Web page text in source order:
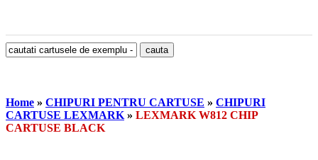
Home » CHIPURI PENTRU CARTUSE » CHIPURI
CARTUSE LEXMARK » LEXMARK W812 CHIP
CARTUSE BLACK